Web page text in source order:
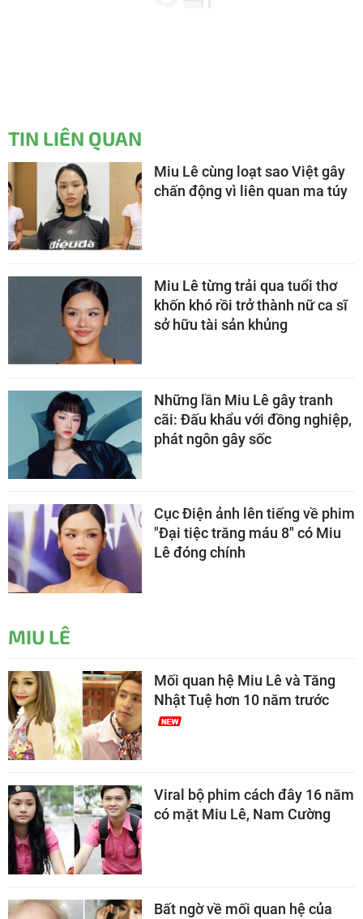
TIN LIÊN QUAN
Miu Lê cùng loạt sao Việt gây
chấn động vì liên quan ma túy
Miu Lê từng trải qua tuổi thơ
khốn khó rồi trở thành nữ ca sĩ
sở hữu tài sản khủng
Những lần Miu Lê gây tranh
cãi: Đấu khẩu với đồng nghiệp,
phát ngôn gây sốc
Cục Điện ảnh lên tiếng về phim
"Đại tiệc trăng máu 8" có Miu
Lê đóng chính
MIU LÊ
Mối quan hệ Miu Lê và Tăng
Nhật Tuệ hơn 10 năm trước
Viral bộ phim cách đây 16 năm
có mặt Miu Lê, Nam Cường
Bất ngờ về mối quan hệ của